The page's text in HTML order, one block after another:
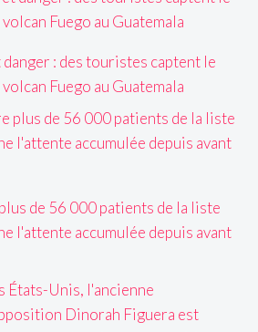
: des touristes captent le
Fuego au Guatemala
de 56 000 patients de la liste
l'attente accumulée depuis avant